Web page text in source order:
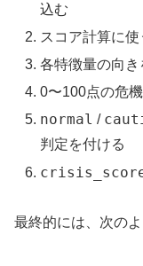
込む
スコア計算に
各特徴量の向き
0〜100点の危
normal /
判定を付ける
最終的には、次の